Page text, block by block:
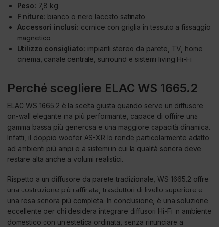
Peso: 7,8 kg
Finiture: bianco o nero laccato satinato
Accessori inclusi: cornice con griglia in tessuto a fissaggio
magnetico
Utilizzo consigliato: impianti stereo da parete, TV, home
cinema, canale centrale, surround e sistemi living Hi-Fi
Perché scegliere ELAC WS 1665.2
ELAC WS 1665.2 è la scelta giusta quando serve un diffusore
on-wall elegante ma più performante, capace di offrire una
gamma bassa più generosa e una maggiore capacità dinamica.
Infatti, il doppio woofer AS-XR lo rende particolarmente adatto
ad ambienti più ampi e a sistemi in cui la qualità sonora deve
restare alta anche a volumi realistici.
Rispetto a un diffusore da parete tradizionale, WS 1665.2 offre
una costruzione più raffinata, trasduttori di livello superiore e
una resa sonora più completa. In conclusione, è una soluzione
eccellente per chi desidera integrare diffusori Hi-Fi in ambiente
domestico con un’estetica ordinata, senza rinunciare a